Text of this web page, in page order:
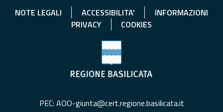
NOTE LEGALI ACCESSIBILITA'
INFORMAZIONI
PRIVACY
COOKIES
PEC: AOO-giunta@cert.regione.basilicata.it